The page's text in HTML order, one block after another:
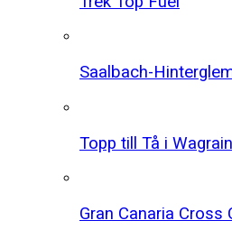
Saalbach-
Topp till Tå i
Gran Canaria Cross